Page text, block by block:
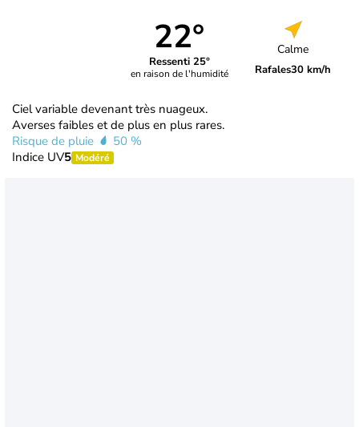
22°
Ressenti 25°
en raison de l'humidité
Calme
Rafales30 km/h
Ciel variable devenant très nuageux.
Averses faibles et de plus en plus rares.
Risque de pluie
50 %
Indice UV5 Modéré